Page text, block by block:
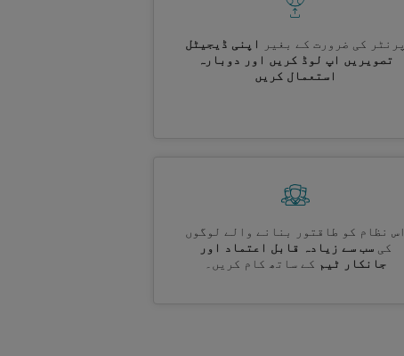
پرنٹر کی ضرورت کے بغیر
اپنی ڈیجیٹل
تصویریں اپ لوڈ کریں اور دوبارہ
استعمال کریں
اس نظام کو طاقتور بنانے والے لوگوں
کی سب سے زیادہ قابل اعتماد اور
جانکار ٹیم کے ساتھ کام کریں۔